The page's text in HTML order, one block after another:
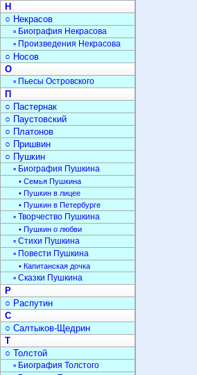
Н
○ Некрасов
▫ Биография Некрасова
▫ Произведения Некрасова
○ Носов
О
▫ Пьесы Островского
П
○ Пастернак
○ Паустовский
○ Платонов
○ Пришвин
○ Пушкин
▫ Биография Пушкина
• Семья Пушкина
• Пушкин в лицее
• Пушкин в Петербурге
▫ Творчество Пушкина
• Пушкин о любви
▫ Стихи Пушкина
▫ Повести Пушкина
• Капитанская дочка
▫ Сказки Пушкина
Р
○ Распутин
С
○ Салтыков-Щедрин
Т
○ Толстой
▫ Биография Толстого